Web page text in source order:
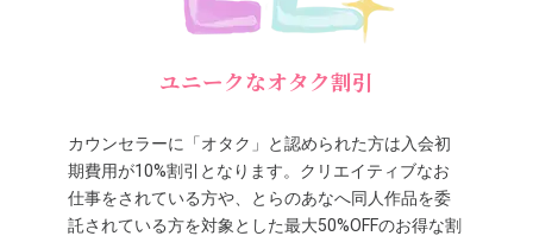
ユニークなオタク割引
カウンセラーに「オタク」と認められた方は入会初
期費用が10%割引となります。クリエイティブなお
仕事をされている方や、とらのあなへ同人作品を委
託されている方を対象とした最大50%OFFのお得な割